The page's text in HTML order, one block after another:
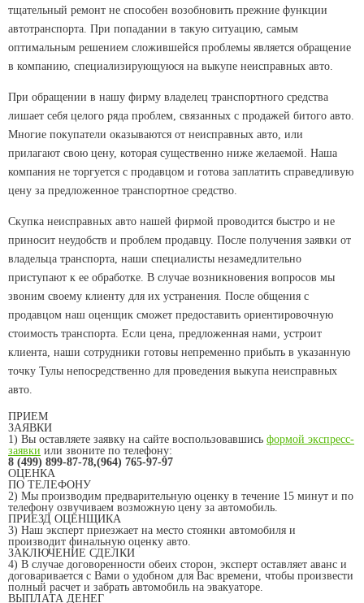
тщательный ремонт не способен возобновить прежние функции
автотранспорта. При попадании в такую ситуацию, самым
оптимальным решением сложившейся проблемы является обращение
в компанию, специализирующуюся на выкупе неисправных авто.
При обращении в нашу фирму владелец транспортного средства
лишает себя целого ряда проблем, связанных с продажей битого авто.
Многие покупатели оказываются от неисправных авто, или
прилагают свою цену, которая существенно ниже желаемой. Наша
компания не торгуется с продавцом и готова заплатить справедливую
цену за предложенное транспортное средство.
Скупка неисправных авто нашей фирмой проводится быстро и не
приносит неудобств и проблем продавцу. После получения заявки от
владельца транспорта, наши специалисты незамедлительно
приступают к ее обработке. В случае возникновения вопросов мы
звоним своему клиенту для их устранения. После общения с
продавцом наш оценщик сможет предоставить ориентировочную
стоимость транспорта. Если цена, предложенная нами, устроит
клиента, наши сотрудники готовы непременно прибыть в указанную
точку Тулы непосредственно для проведения выкупа неисправных
авто.
ПРИЕМ
ЗАЯВКИ
1) Вы оставляете заявку на сайте воспользовавшись формой экспресс-
заявки или звоните по телефону:
8 (499) 899-87-78,(964) 765-97-97
ОЦЕНКА
ПО ТЕЛЕФОНУ
2) Мы производим предварительную оценку в течение 15 минут и по
телефону озвучиваем возможную цену за автомобиль.
ПРИЕЗД ОЦЕНЩИКА
3) Наш эксперт приезжает на место стоянки автомобиля и
производит финальную оценку авто.
ЗАКЛЮЧЕНИЕ СДЕЛКИ
4) В случае договоренности обеих сторон, эксперт оставляет аванс и
договаривается с Вами о удобном для Вас времени, чтобы произвести
полный расчет и забрать автомобиль на эвакуаторе.
ВЫПЛАТА ДЕНЕГ